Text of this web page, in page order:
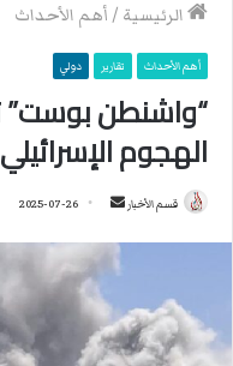
الرئيسية /أهم الأحداث
أهم الأحداث تقارير دولي
“واشنطن
الهجوم
قسم الأخبار
ر
2025-07-26